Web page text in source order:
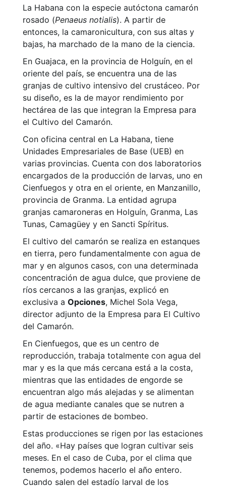
La Habana con la especie autóctona camarón
rosado (Penaeus notialis). A partir de
entonces, la camaronicultura, con sus altas y
bajas, ha marchado de la mano de la ciencia.
En Guajaca, en la provincia de Holguín, en el
oriente del país, se encuentra una de las
granjas de cultivo intensivo del crustáceo. Por
su diseño, es la de mayor rendimiento por
hectárea de las que integran la Empresa para
el Cultivo del Camarón.
Con oficina central en La Habana, tiene
Unidades Empresariales de Base (UEB) en
varias provincias. Cuenta con dos laboratorios
encargados de la producción de larvas, uno en
Cienfuegos y otra en el oriente, en Manzanillo,
provincia de Granma. La entidad agrupa
granjas camaroneras en Holguín, Granma, Las
Tunas, Camagüey y en Sancti Spíritus.
El cultivo del camarón se realiza en estanques
en tierra, pero fundamentalmente con agua de
mar y en algunos casos, con una determinada
concentración de agua dulce, que proviene de
ríos cercanos a las granjas, explicó en
exclusiva a Opciones, Michel Sola Vega,
director adjunto de la Empresa para El Cultivo
del Camarón.
En Cienfuegos, que es un centro de
reproducción, trabaja totalmente con agua del
mar y es la que más cercana está a la costa,
mientras que las entidades de engorde se
encuentran algo más alejadas y se alimentan
de agua mediante canales que se nutren a
partir de estaciones de bombeo.
Estas producciones se rigen por las estaciones
del año. «Hay países que logran cultivar seis
meses. En el caso de Cuba, por el clima que
tenemos, podemos hacerlo el año entero.
Cuando salen del estadío larval de los